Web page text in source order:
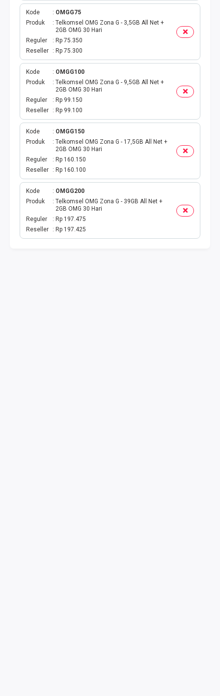
TAGIHAN LISTRIK BULANAN
TAGIHAN INTERNET
TAGIHAN BELANJA
CETAK VOUCHER
RAF MEDIA WIFI
Kode
OMGG75
Produk
Telkomsel OMG Zona G - 3,5GB All Net +
2GB OMG 30 Hari
Reguler
Rp 75.350
Reseller
Rp 75.300
Kode
OMGG100
Produk
Telkomsel OMG Zona G - 9,5GB All Net +
2GB OMG 30 Hari
Reguler
Rp 99.150
Reseller
Rp 99.100
Kode
OMGG150
Produk
Telkomsel OMG Zona G - 17,5GB All Net +
2GB OMG 30 Hari
Reguler
Rp 160.150
Reseller
Rp 160.100
Kode
OMGG200
Produk
Telkomsel OMG Zona G - 39GB All Net +
2GB OMG 30 Hari
Reguler
Rp 197.475
Reseller
Rp 197.425